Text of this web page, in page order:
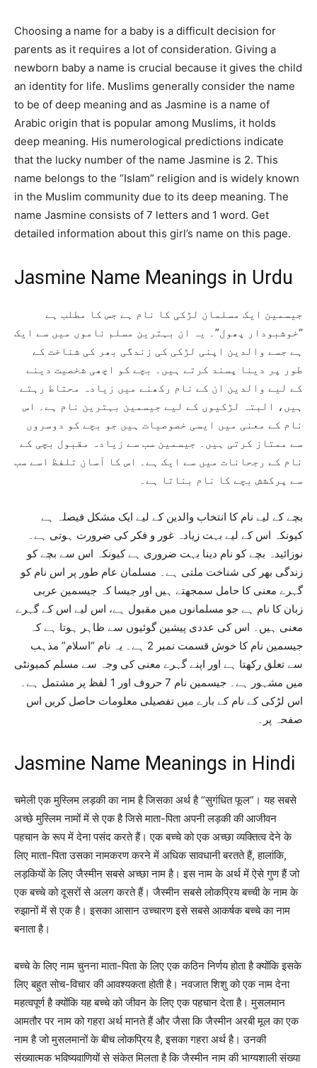
Choosing a name for a baby is a difficult decision for
parents as it requires a lot of consideration. Giving a
newborn baby a name is crucial because it gives the child
an identity for life. Muslims generally consider the name
to be of deep meaning and as Jasmine is a name of
Arabic origin that is popular among Muslims, it holds
deep meaning. His numerological predictions indicate
that the lucky number of the name Jasmine is 2. This
name belongs to the “Islam” religion and is widely known
in the Muslim community due to its deep meaning. The
name Jasmine consists of 7 letters and 1 word. Get
detailed information about this girl’s name on this page.
Jasmine Name Meanings in Urdu
جیسمین ایک مسلمان لڑکی کا نام ہے جس کا مطلب ہے
“خوشبودار پھول”۔ یہ ان بہترین مسلم ناموں میں سے ایک
ہے جسے والدین اپنی لڑکی کی زندگی بھر کی شناخت کے
طور پر دینا پسند کرتے ہیں۔ بچے کو اچھی شخصیت دینے
کے لیے والدین ان کے نام رکھنے میں زیادہ محتاط رہتے
ہیں، البتہ لڑکیوں کے لیے جیسمین بہترین نام ہے۔ اس
نام کے معنی میں ایسی خصوصیات ہیں جو بچے کو دوسروں
سے ممتاز کرتی ہیں۔ جیسمین سب سے زیادہ مقبول بچی کے
نام کے رجحانات میں سے ایک ہے۔ اس کا آسان تلفظ اسے سب
سے پرکشش بچے کا نام بناتا ہے۔
بچے کے لیے نام کا انتخاب والدین کے لیے ایک مشکل فیصلہ ہے
کیونکہ اس کے لیے بہت زیادہ غور و فکر کی ضرورت ہوتی ہے۔
نوزائیدہ بچے کو نام دینا بہت ضروری ہے کیونکہ اس سے بچے کو
زندگی بھر کی شناخت ملتی ہے۔ مسلمان عام طور پر اس نام کو
گہرے معنی کا حامل سمجھتے ہیں اور جیسا کہ جیسمین عربی
زبان کا نام ہے جو مسلمانوں میں مقبول ہے، اس لیے اس کے گہرے
معنی ہیں۔ اس کی عددی پیشین گوئیوں سے ظاہر ہوتا ہے کہ
جیسمین نام کا خوش قسمت نمبر 2 ہے۔ یہ نام “اسلام” مذہب
سے تعلق رکھتا ہے اور اپنے گہرے معنی کی وجہ سے مسلم کمیونٹی
میں مشہور ہے۔ جیسمین نام 7 حروف اور 1 لفظ پر مشتمل ہے۔
اس لڑکی کے نام کے بارے میں تفصیلی معلومات حاصل کریں اس
صفحہ پر۔
Jasmine Name Meanings in Hindi
चमेली एक मुस्लिम लड़की का नाम है जिसका अर्थ है “सुगंधित फूल”। यह सबसे
अच्छे मुस्लिम नामों में से एक है जिसे माता-पिता अपनी लड़की की आजीवन
पहचान के रूप में देना पसंद करते हैं। एक बच्चे को एक अच्छा व्यक्तित्व देने के
लिए माता-पिता उसका नामकरण करने में अधिक सावधानी बरतते हैं, हालांकि,
लड़कियों के लिए जैस्मीन सबसे अच्छा नाम है। इस नाम के अर्थ में ऐसे गुण हैं जो
एक बच्चे को दूसरों से अलग करते हैं। जैस्मीन सबसे लोकप्रिय बच्ची के नाम के
रुझानों में से एक है। इसका आसान उच्चारण इसे सबसे आकर्षक बच्चे का नाम
बनाता है।
बच्चे के लिए नाम चुनना माता-पिता के लिए एक कठिन निर्णय होता है क्योंकि इसके
लिए बहुत सोच-विचार की आवश्यकता होती है। नवजात शिशु को एक नाम देना
महत्वपूर्ण है क्योंकि यह बच्चे को जीवन के लिए एक पहचान देता है। मुसलमान
आमतौर पर नाम को गहरा अर्थ मानते हैं और जैसा कि जैस्मीन अरबी मूल का एक
नाम है जो मुसलमानों के बीच लोकप्रिय है, इसका गहरा अर्थ है। उनकी
संख्यात्मक भविष्यवाणियों से संकेत मिलता है कि जैस्मीन नाम की भाग्यशाली संख्या